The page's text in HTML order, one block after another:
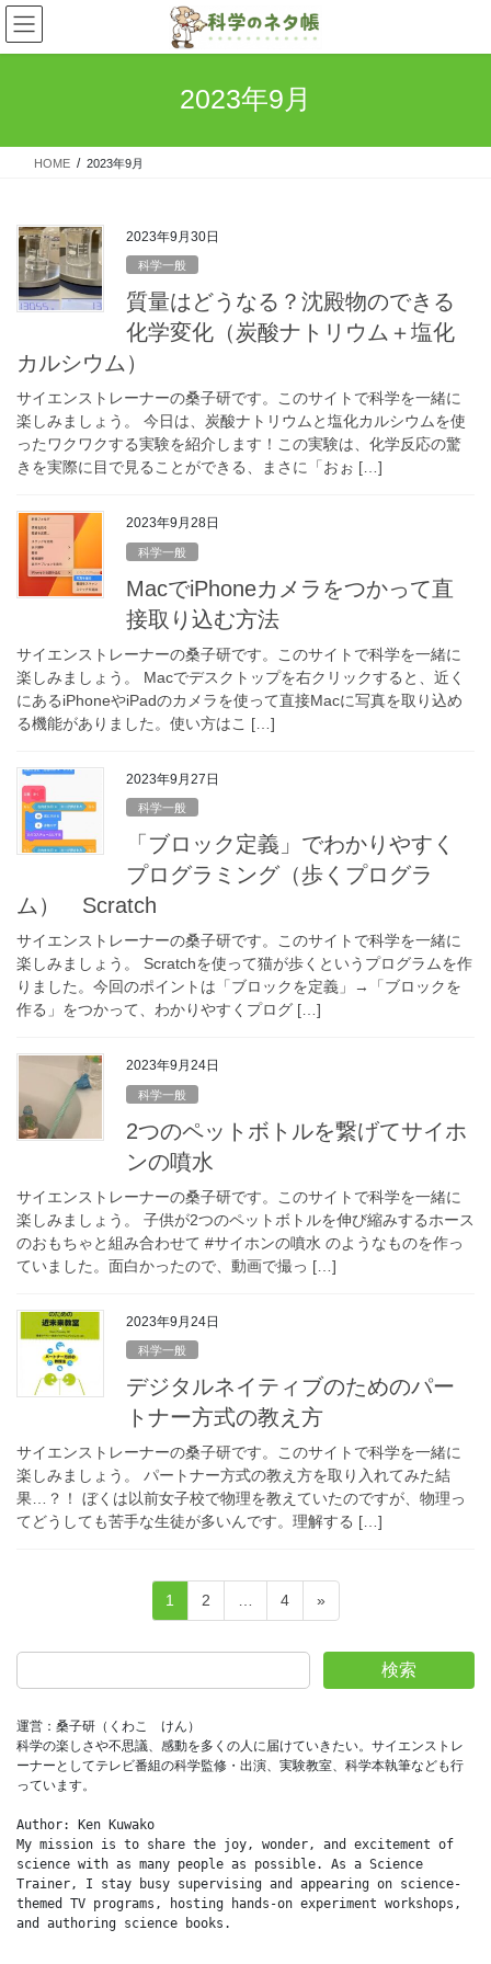
コ
ン
テ
ス
ナ
ビ
ゲ
ン
2023年9月
HOME 2023年9月
2023年9月30日
科学一般
質量はどうなる？沈殿物のできる
化学変化（炭酸ナトリウム＋塩化
カルシウム）
サイエンストレーナーの桑子研です。このサイトで科学を一緒に
楽しみましょう。 今日は、炭酸ナトリウムと塩化カルシウムを使
ったワクワクする実験を紹介します！この実験は、化学反応の驚
きを実際に目で見ることができる、まさに「おぉ […]
2023年9月28日
科学一般
MacでiPhoneカメラをつかって直
接取り込む方法
サイエンストレーナーの桑子研です。このサイトで科学を一緒に
楽しみましょう。 Macでデスクトップを右クリックすると、近く
にあるiPhoneやiPadのカメラを使って直接Macに写真を取り込め
る機能がありました。使い方はこ […]
2023年9月27日
科学一般
「ブロック定義」でわかりやすく
プログラミング（歩くプログラ
ム） Scratch
サイエンストレーナーの桑子研です。このサイトで科学を一緒に
楽しみましょう。 Scratchを使って猫が歩くというプログラムを作
りました。今回のポイントは「ブロックを定義」→「ブロックを
作る」をつかって、わかりやすくプログ […]
2023年9月24日
科学一般
2つのペットボトルを繋げてサイホ
ンの噴水
サイエンストレーナーの桑子研です。このサイトで科学を一緒に
楽しみましょう。 子供が2つのペットボトルを伸び縮みするホース
のおもちゃと組み合わせて #サイホンの噴水 のようなものを作っ
ていました。面白かったので、動画で撮っ […]
2023年9月24日
科学一般
デジタルネイティブのためのパー
トナー方式の教え方
サイエンストレーナーの桑子研です。このサイトで科学を一緒に
楽しみましょう。 パートナー方式の教え方を取り入れてみた結
果…？！ ぼくは以前女子校で物理を教えていたのですが、物理っ
てどうしても苦手な生徒が多いんです。理解する […]
の
ペ
ー
ジ
送
り
固
定
ペ
1
固
定
ペ
2 …
固
定
ペ
4 »
検索
運営：桑子研（くわこ　けん）
科学の楽しさや不思議、感動を多くの人に届けていきたい。サイエンストレ
ーナーとしてテレビ番組の科学監修・出演、実験教室、科学本執筆なども行
っています。
Author: Ken Kuwako
My mission is to share the joy, wonder, and excitement of
science with as many people as possible. As a Science
Trainer, I stay busy supervising and appearing on science-
themed TV programs, hosting hands-on experiment workshops,
and authoring science books.